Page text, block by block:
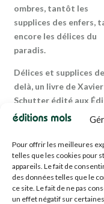
Pour offrir les meilleures
telles que les cookies pour
appareils. Le fait de
des données telles que le
ce site. Le fait de ne pas
un effet négatif sur
ombres, tantôt les
supplices des enfers,
encore les délices du
paradis.
Délices et supplices de
delà, un livre de
Schutter édité aux
Mols
27.50€